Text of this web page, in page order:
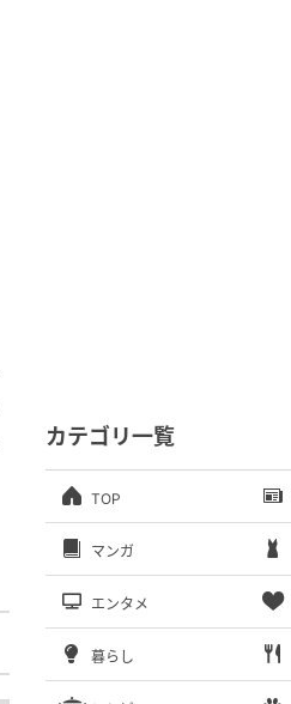
カテゴリ一覧
TOP
マンガ
エンタメ
暮らし